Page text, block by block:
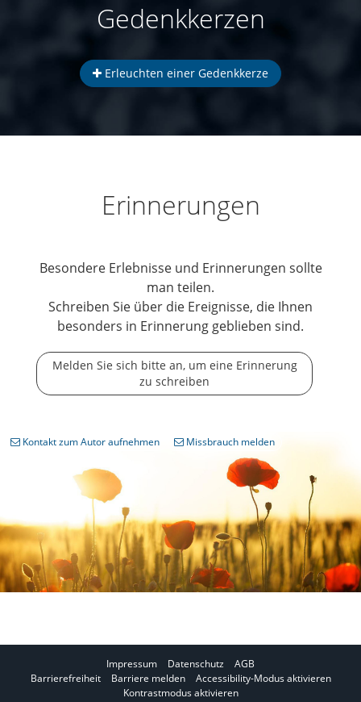
Gedenkkerzen
Erleuchten einer Gedenkkerze
Erinnerungen
Besondere Erlebnisse und Erinnerungen sollte
man teilen.
Schreiben Sie über die Ereignisse, die Ihnen
besonders in Erinnerung geblieben sind.
Melden Sie sich bitte an, um eine Erinnerung
zu schreiben
Kontakt zum Autor aufnehmen Missbrauch melden
Impressum Datenschutz
AGB
Barrierefreiheit
Barriere melden
I
m
Accessibility-Modus aktivieren
IKontrastmodus aktivieren